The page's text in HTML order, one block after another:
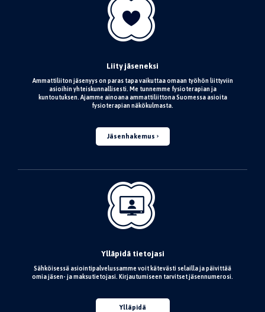
Liity jäseneksi
Ammattiliiton jäsenyys on paras tapa vaikuttaa omaan työhön liittyviin
asioihin yhteiskunnallisesti. Me tunnemme fysioterapian ja
kuntoutuksen. Ajamme ainoana ammattiliittona Suomessa asioita
fysioterapian näkökulmasta.
Jäsenhakemus
Ylläpidä tietojasi
Sähköisessä asiointipalvelussamme voit kätevästi selailla ja päivittää
omia jäsen- ja maksutietojasi. Kirjautumiseen tarvitset jäsennumerosi.
Ylläpidä